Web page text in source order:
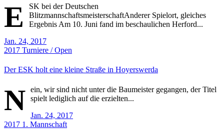
E
SK bei der Deutschen
BlitzmannschaftsmeisterschaftAnderer Spielort, gleiches
Ergebnis Am 10. Juni fand im beschaulichen Herford...
Jan. 24, 2017
2017 Turniere / Open
Der ESK holt eine kleine Straße in Hoyerswerda
N ein, wir sind nicht unter die Baumeister gegangen, der Titel
spielt lediglich auf die erzielten...
Jan. 24, 2017
2017 1. Mannschaft